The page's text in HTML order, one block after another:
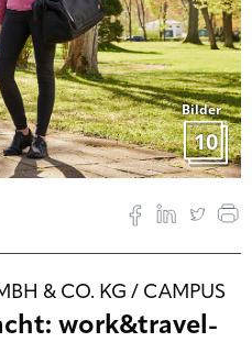
Bilder
10
& CO. KG / CAMPUS
work&travel-